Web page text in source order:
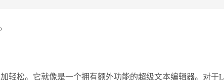
轻松。它就像是一个拥有额外功能的超级文本编辑器。对于